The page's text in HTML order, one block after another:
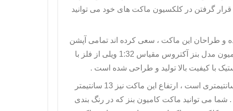
قرار گرفتن در کلکسیون ماکت های خود می توانید
و طراحان این ماکت ، سعی کرده اند تمامی آپشن
مدل بنز آکتروس
مقیاس 1:32 ویلی از فلز با
با کیفیت بالا تولید و طراحی شده است .
آکتروس 1857 دارای طول 18 سانتیمتر و عرض 7 سانتیمتری است ، ارتفاع این ماکت نیز 13 سانتیمتر
ماکت کامیون بنز که در رنگ بندی